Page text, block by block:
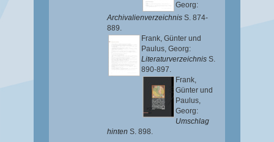
Georg:
Archivalienverzeichnis S. 874-
889.
Frank, Günter und
Paulus, Georg:
Literaturverzeichnis S.
890-897.
Frank,
Günter und
Paulus,
Georg:
Umschlag
hinten S. 898.